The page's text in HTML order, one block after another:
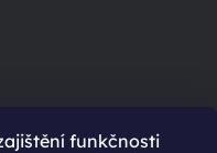
funkčnosti